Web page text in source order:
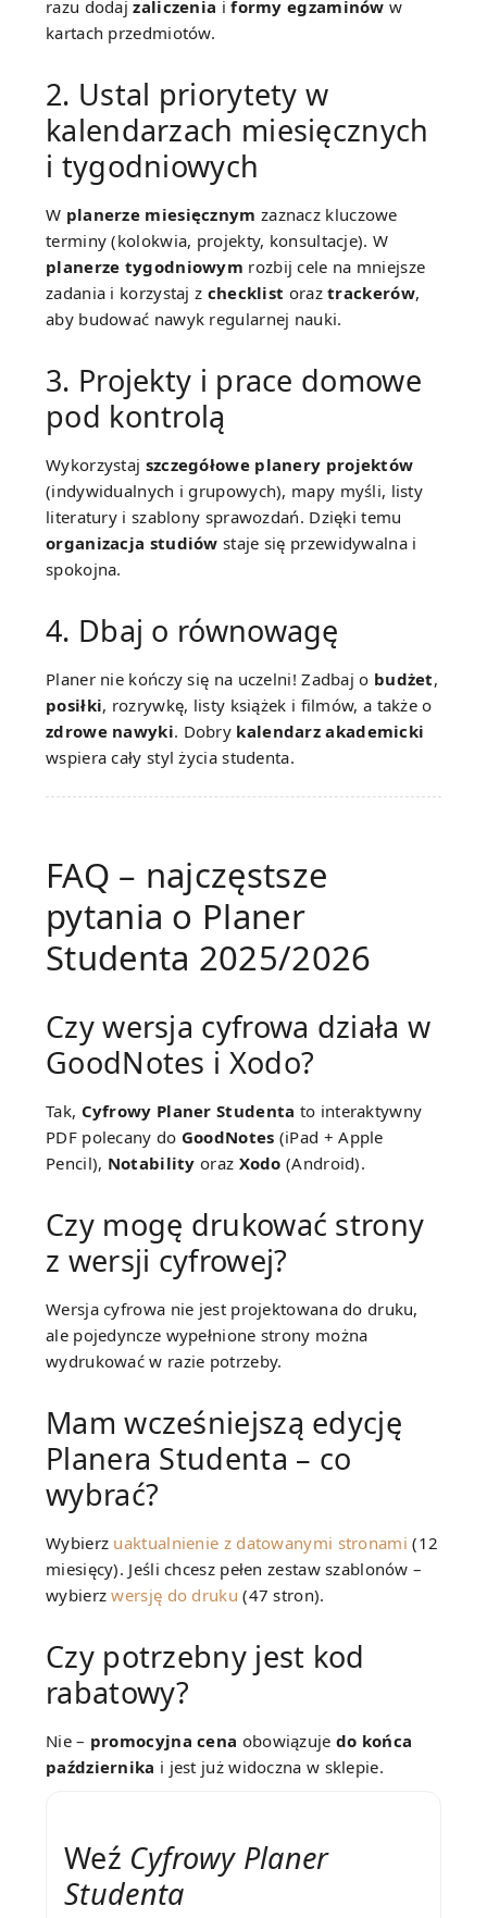
razu dodajzaliczenia iformy egzaminów w
kartach przedmiotów.
2. Ustal priorytety w
kalendarzach miesięcznych
i tygodniowych
W planerze miesięcznym zaznacz kluczowe
terminy (kolokwia, projekty, konsultacje). W
planerze tygodniowym rozbij cele na mniejsze
zadania i korzystaj z checklist oraztrackerów,
aby budować nawyk regularnej nauki.
3. Projekty i prace domowe
pod kontrolą
Wykorzystaj szczegółowe planery projektów
(indywidualnych i grupowych), mapy myśli, listy
literatury i szablony sprawozdań. Dzięki temu
organizacja studiów staje się przewidywalna i
spokojna.
4. Dbaj o równowagę
Planer nie kończy się na uczelni! Zadbaj o budżet,
posiłki, rozrywkę, listy książek i filmów, a także o
zdrowe nawyki. Dobry kalendarz akademicki
wspiera cały styl życia studenta.
FAQ – najczęstsze
pytania o Planer
Studenta 2025/2026
Czy wersja cyfrowa działa w
GoodNotes i Xodo?
Tak, Cyfrowy Planer Studenta to interaktywny
PDF polecany do GoodNotes (iPad + Apple
Pencil), Notability oraz Xodo (Android).
Czy mogę drukować strony
z wersji cyfrowej?
Wersja cyfrowa nie jest projektowana do druku,
ale pojedyncze wypełnione strony można
wydrukować w razie potrzeby.
Mam wcześniejszą edycję
Planera Studenta – co
wybrać?
Wybierz uaktualnienie z datowanymi stronami (12
miesięcy). Jeśli chcesz pełen zestaw szablonów –
wybierzwersję do druku (47 stron).
Czy potrzebny jest kod
rabatowy?
Nie – promocyjna cena obowiązuje do końca
października i jest już widoczna w sklepie.
Weź Cyfrowy Planer
Studenta